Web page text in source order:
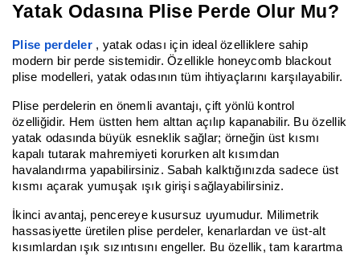
Yatak Odasına Plise Perde Olur Mu?
Plise perdeler, yatak odası için ideal özelliklere sahip
modern bir perde sistemidir. Özellikle honeycomb blackout
plise modelleri, yatak odasının tüm ihtiyaçlarını karşılayabilir.
Plise perdelerin en önemli avantajı, çift yönlü kontrol
özelliğidir. Hem üstten hem alttan açılıp kapanabilir. Bu özellik
yatak odasında büyük esneklik sağlar; örneğin üst kısmı
kapalı tutarak mahremiyeti korurken alt kısımdan
havalandırma yapabilirsiniz. Sabah kalktığınızda sadece üst
kısmı açarak yumuşak ışık girişi sağlayabilirsiniz.
İkinci avantaj, pencereye kusursuz uyumudur. Milimetrik
hassasiyette üretilen plise perdeler, kenarlardan ve üst-alt
kısımlardan ışık sızıntısını engeller. Bu özellik, tam karartma